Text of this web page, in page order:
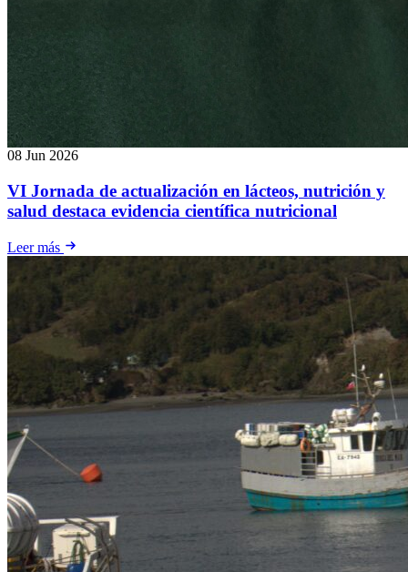
08 Jun 2026
VI Jornada de actualización en lácteos, nutrición y
salud destaca evidencia científica nutricional
Leer más